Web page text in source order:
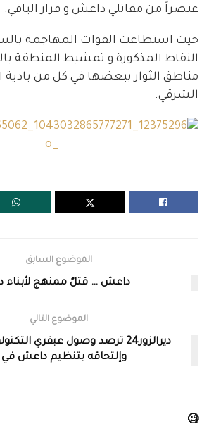
عنصراً من مقاتلي داعش و فرار الباقي.
حيث استطاعت القوات المهاجمة
النقاط المذكورة و تمشيط المنطقة
مناطق الثوار ببعضها في كل من بادية
الشرقي.
الموضوع السابق
داعش … قتلٌ ممنهج لأبناء
الموضوع التالي
ديرالزور24 ترصد وصول عبقري
وإلتحاقه بتنظيم داعش في
🧐